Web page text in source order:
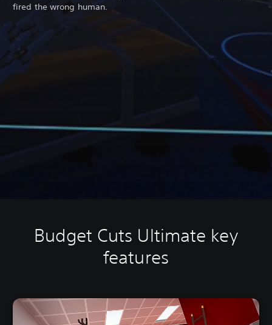
fired the wrong human.
Budget Cuts Ultimate key
features